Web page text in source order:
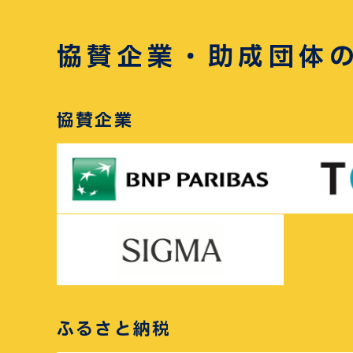
協賛企業・助成団体
協賛企業
ふるさと納税